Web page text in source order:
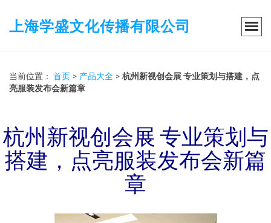
上海学盛文化传播有限公司
当前位置： 首页 > 产品大全 > 杭州新视创会展 专业策划与搭建，点
亮服装发布会新篇章
杭州新视创会展 专业策划与
搭建，点亮服装发布会新篇
章